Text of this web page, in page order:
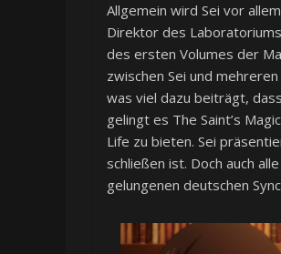
Allgemein wird Sei vor
Direktor des
des ersten Volumes der
zwischen Sei und
was viel dazu beiträgt,
gelingt es The Saint’s
Life zu bieten. Sei
schließen ist. Doch auch
gelungenen deutschen